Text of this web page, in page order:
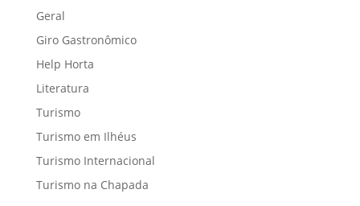
Fazendas
Geral
Giro Gastronômico
Help Horta
Literatura
Turismo
Turismo em Ilhéus
Turismo Internacional